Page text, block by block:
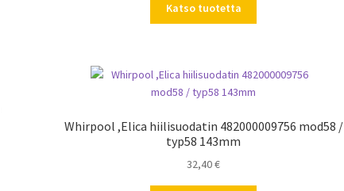
Katso tuotetta
Whirpool ,Elica hiilisuodatin 482000009756 mod58 /
typ58 143mm
32,40€